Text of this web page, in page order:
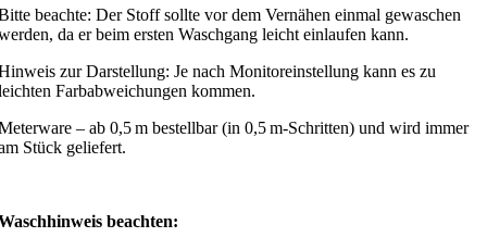
beachte: Der Stoff sollte vor dem Vernähen einmal gewaschen
da er beim ersten Waschgang leicht einlaufen kann.
zur Darstellung: Je nach Monitoreinstellung kann es zu
Farbabweichungen kommen.
– ab 0,5 m bestellbar (in 0,5 m-Schritten) und wird immer
Stück geliefert.
beachten: